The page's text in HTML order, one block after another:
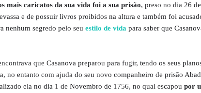
mais caricatos da sua vida foi a sua prisão, preso no dia 26
e de possuir livros proibidos na altura e também foi
nenhum segredo pelo seu estilo de vida para saber que
que Casanova preparou para fugir, tendo os seus
no entanto com ajuda do seu novo companheiro de prisão
ela no dia 1 de Novembro de 1756, no qual escapou por